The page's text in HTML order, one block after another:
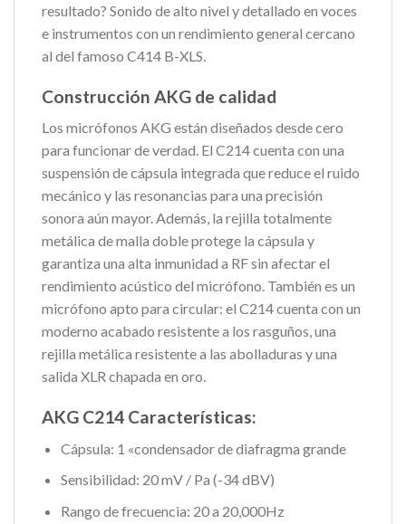
resultado? Sonido de alto nivel y detallado en voces
e instrumentos con un rendimiento general cercano
al del famoso C414 B-XLS.
Construcción AKG de calidad
Los micrófonos AKG están diseñados desde cero
para funcionar de verdad. El C214 cuenta con una
suspensión de cápsula integrada que reduce el ruido
mecánico y las resonancias para una precisión
sonora aún mayor. Además, la rejilla totalmente
metálica de malla doble protege la cápsula y
garantiza una alta inmunidad a RF sin afectar el
rendimiento acústico del micrófono. También es un
micrófono apto para circular: el C214 cuenta con un
moderno acabado resistente a los rasguños, una
rejilla metálica resistente a las abolladuras y una
salida XLR chapada en oro.
AKG C214 Características:
Cápsula: 1 «condensador de diafragma grande
Sensibilidad: 20 mV / Pa (-34 dBV)
Rango de frecuencia: 20 a 20,000Hz